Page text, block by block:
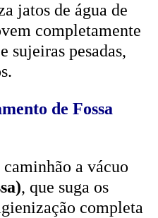
jatos de água de
completamente
sujeiras pesadas,
de Fossa
a vácuo
, que suga os
completa